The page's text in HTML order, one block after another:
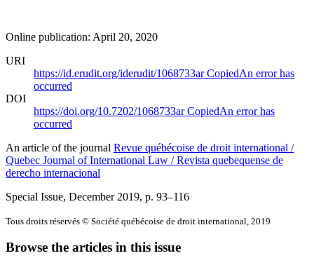
Online publication: April 20, 2020
URI
https://id.erudit.org/iderudit/1068733arCopiedAn error has
occurred
DOI
https://doi.org/10.7202/1068733arCopiedAn error has
occurred
An article of the journal Revue québécoise de droit international /
Quebec Journal of International Law / Revista quebequense de
derecho internacional
Special Issue, December 2019, p. 93–116
Tous droits réservés © Société québécoise de droit international, 2019
Browse the articles in this issue